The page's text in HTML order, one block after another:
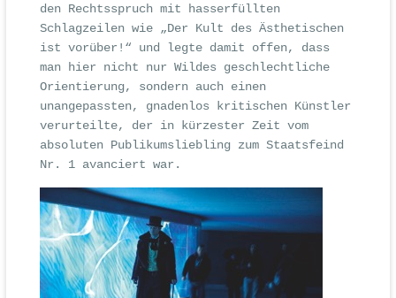
den Rechtsspruch mit hasserfüllten
Schlagzeilen wie „Der Kult des Ästhetischen
ist vorüber!“ und legte damit offen, dass
man hier nicht nur Wildes geschlechtliche
Orientierung, sondern auch einen
unangepassten, gnadenlos kritischen Künstler
verurteilte, der in kürzester Zeit vom
absoluten Publikumsliebling zum Staatsfeind
Nr. 1 avanciert war.